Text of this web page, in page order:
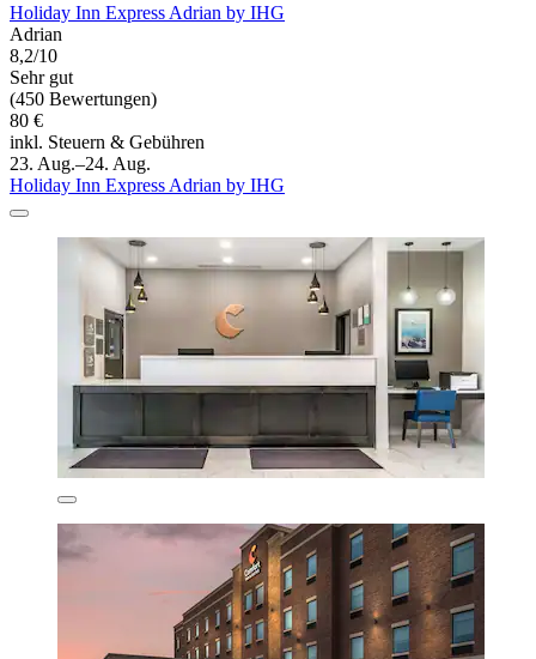
Holiday Inn Express Adrian by IHG
Adrian
8,2/10
Sehr gut
(450 Bewertungen)
80 €
inkl. Steuern & Gebühren
23. Aug.–24. Aug.
Holiday Inn Express Adrian by IHG